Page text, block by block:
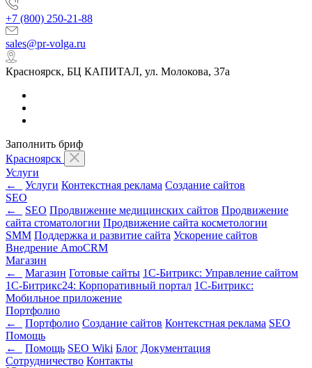
+7 (800) 250-21-88
sales@pr-volga.ru
Красноярск, БЦ КАПИТАЛ, ул. Молокова, 37а
Заполнить бриф
Красноярск
Услуги
←
Услуги Контекстная реклама Создание сайтов
SEO
←
SEO Продвижение медицинских сайтов Продвижение
сайта стоматологии Продвижение сайта косметологии
SMM Поддержка и развитие сайта Ускорение сайтов
Внедрение AmoCRM
Магазин
←
Магазин Готовые сайты 1С-Битрикс: Управление сайтом
1С-Битрикс24: Корпоративный портал 1С-Битрикс:
Мобильное приложение
Портфолио
←
Портфолио Создание сайтов Контекстная реклама SEO
Помощь
←
Помощь SEO Wiki Блог Документация
Сотрудничество Контакты